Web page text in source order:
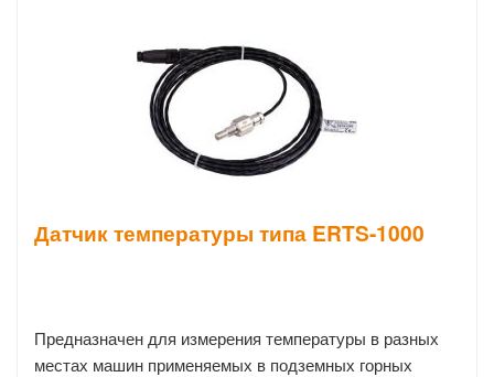
Датчик температуры типа ERTS-1000
Предназначен для измерения температуры в разных
местах машин применяемых в подземных горных